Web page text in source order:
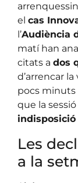
el cas
l’Audiència
matí han
citats a dos
d’arrencar
pocs minuts
que la
indisposició
Les
a la